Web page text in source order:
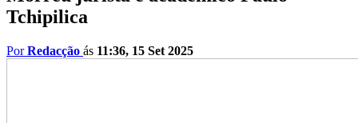
Tchipilica
PorRedacção ás 11:36, 15 Set 2025